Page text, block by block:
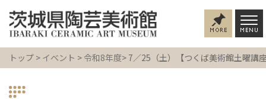
トップ > イベント > 令和8年度> 7／25（土）【つくば美術館土曜講